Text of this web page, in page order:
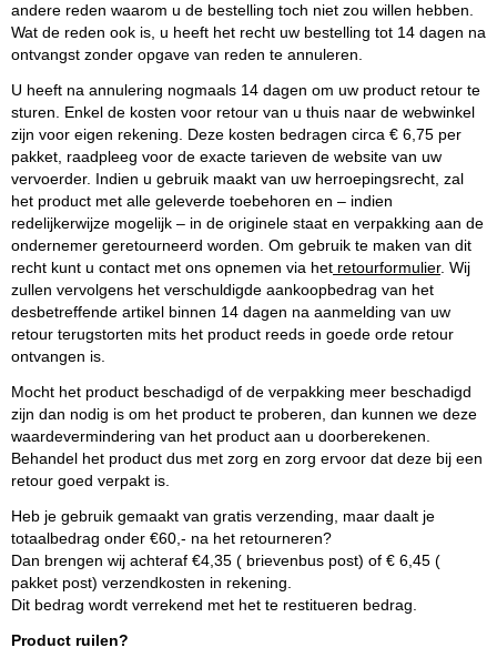
andere reden waarom u de bestelling toch niet zou willen hebben.
Wat de reden ook is, u heeft het recht uw bestelling tot 14 dagen na
ontvangst zonder opgave van reden te annuleren.
U heeft na annulering nogmaals 14 dagen om uw product retour te
sturen. Enkel de kosten voor retour van u thuis naar de webwinkel
zijn voor eigen rekening. Deze kosten bedragen circa € 6,75 per
pakket, raadpleeg voor de exacte tarieven de website van uw
vervoerder. Indien u gebruik maakt van uw herroepingsrecht, zal
het product met alle geleverde toebehoren en – indien
redelijkerwijze mogelijk – in de originele staat en verpakking aan de
ondernemer geretourneerd worden. Om gebruik te maken van dit
recht kunt u contact met ons opnemen via het retourformulier. Wij
zullen vervolgens het verschuldigde aankoopbedrag van het
desbetreffende artikel binnen 14 dagen na aanmelding van uw
retour terugstorten mits het product reeds in goede orde retour
ontvangen is.
Mocht het product beschadigd of de verpakking meer beschadigd
zijn dan nodig is om het product te proberen, dan kunnen we deze
waardevermindering van het product aan u doorberekenen.
Behandel het product dus met zorg en zorg ervoor dat deze bij een
retour goed verpakt is.
Heb je gebruik gemaakt van gratis verzending, maar daalt je
totaalbedrag onder €60,- na het retourneren?
Dan brengen wij achteraf €4,35 ( brievenbus post) of € 6,45 (
pakket post) verzendkosten in rekening.
Dit bedrag wordt verrekend met het te restitueren bedrag.
Product ruilen?